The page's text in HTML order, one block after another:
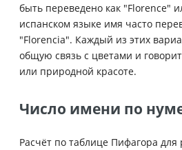
быть переведено как "Florence"
испанском языке имя часто
"Florencia". Каждый из этих
общую связь с цветами и
или природной красоте.
Число имени по
Расчёт по таблице Пифагора для